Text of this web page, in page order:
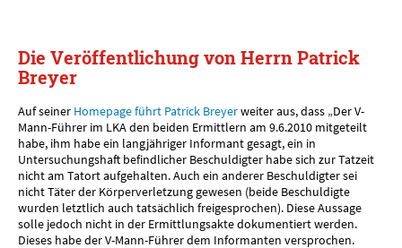
Die Veröffentlichung von Herrn Patrick
Breyer
Auf seiner Homepage führt Patrick Breyerweiter aus, dass „Der V-
Mann-Führer im LKA den beiden Ermittlern am 9.6.2010 mitgeteilt
habe, ihm habe ein langjähriger Informant gesagt, ein in
Untersuchungshaft befindlicher Beschuldigter habe sich zur Tatzeit
nicht am Tatort aufgehalten. Auch ein anderer Beschuldigter sei
nicht Täter der Körperverletzung gewesen (beide Beschuldigte
wurden letztlich auch tatsächlich freigesprochen). Diese Aussage
solle jedoch nicht in der Ermittlungsakte dokumentiert werden.
Dieses habe der V-Mann-Führer dem Informanten versprochen.